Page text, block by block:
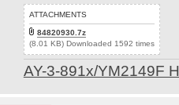
ATTACHMENTS
84820930.7z
(8.01 KB) Downloaded 1592 times
AY-3-891x/YM2149F